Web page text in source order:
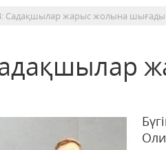
Садақшылар жарыс жолына шығады